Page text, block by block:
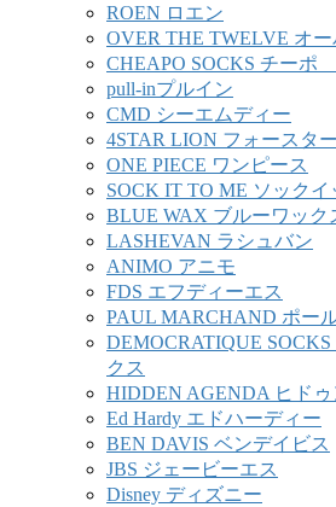
ROEN ロエン
OVER THE TWELVE オ
CHEAPO SOCKS チーポ
pull-inプルイン
CMD シーエムディー
4STAR LION フォースタ
ONE PIECE ワンピース
SOCK IT TO ME ソック
BLUE WAX ブルーワック
LASHEVAN ラシュバン
ANIMO アニモ
FDS エフディーエス
PAUL MARCHAND ポー
DEMOCRATIQUE
クス
HIDDEN AGENDA ヒド
Ed Hardy エドハーディー
BEN DAVIS ベンデイビス
JBS ジェービーエス
Disney ディズニー